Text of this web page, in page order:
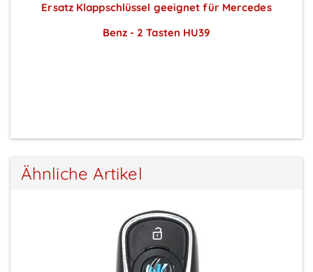
Ersatz Klappschlüssel geeignet für Mercedes
Benz - 2 Tasten HU39
Ähnliche Artikel